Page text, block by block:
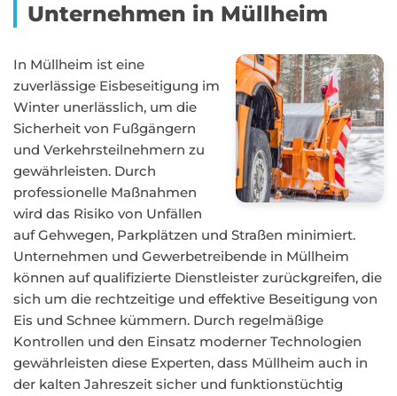
Unternehmen in Müllheim
In Müllheim ist eine
zuverlässige Eisbeseitigung im
Winter unerlässlich, um die
Sicherheit von Fußgängern
und Verkehrsteilnehmern zu
gewährleisten. Durch
professionelle Maßnahmen
wird das Risiko von Unfällen
auf Gehwegen, Parkplätzen und Straßen minimiert.
Unternehmen und Gewerbetreibende in Müllheim
können auf qualifizierte Dienstleister zurückgreifen, die
sich um die rechtzeitige und effektive Beseitigung von
Eis und Schnee kümmern. Durch regelmäßige
Kontrollen und den Einsatz moderner Technologien
gewährleisten diese Experten, dass Müllheim auch in
der kalten Jahreszeit sicher und funktionstüchtig